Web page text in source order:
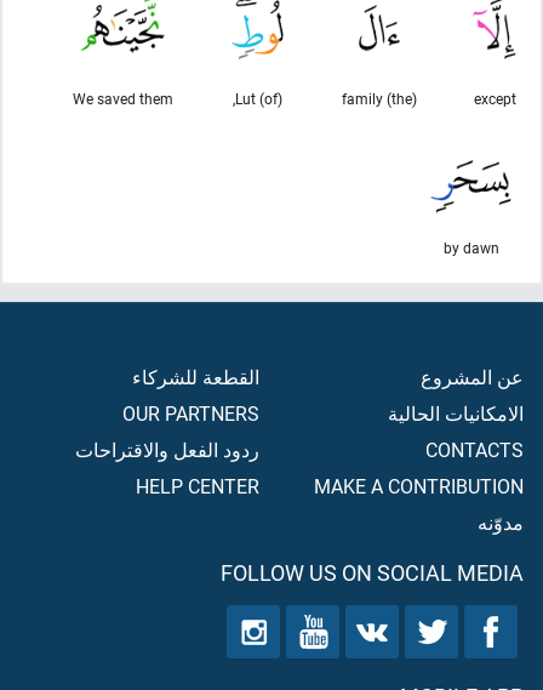
except
(the) family
(of) Lut,
We saved them
by dawn
عن المشروع
الامكانيات الحالية
CONTACTS
MAKE A CONTRIBUTION
مدوّنه
القطعة للشركاء
OUR PARTNERS
ردود الفعل والاقتراحات
HELP CENTER
FOLLOW US ON SOCIAL MEDIA